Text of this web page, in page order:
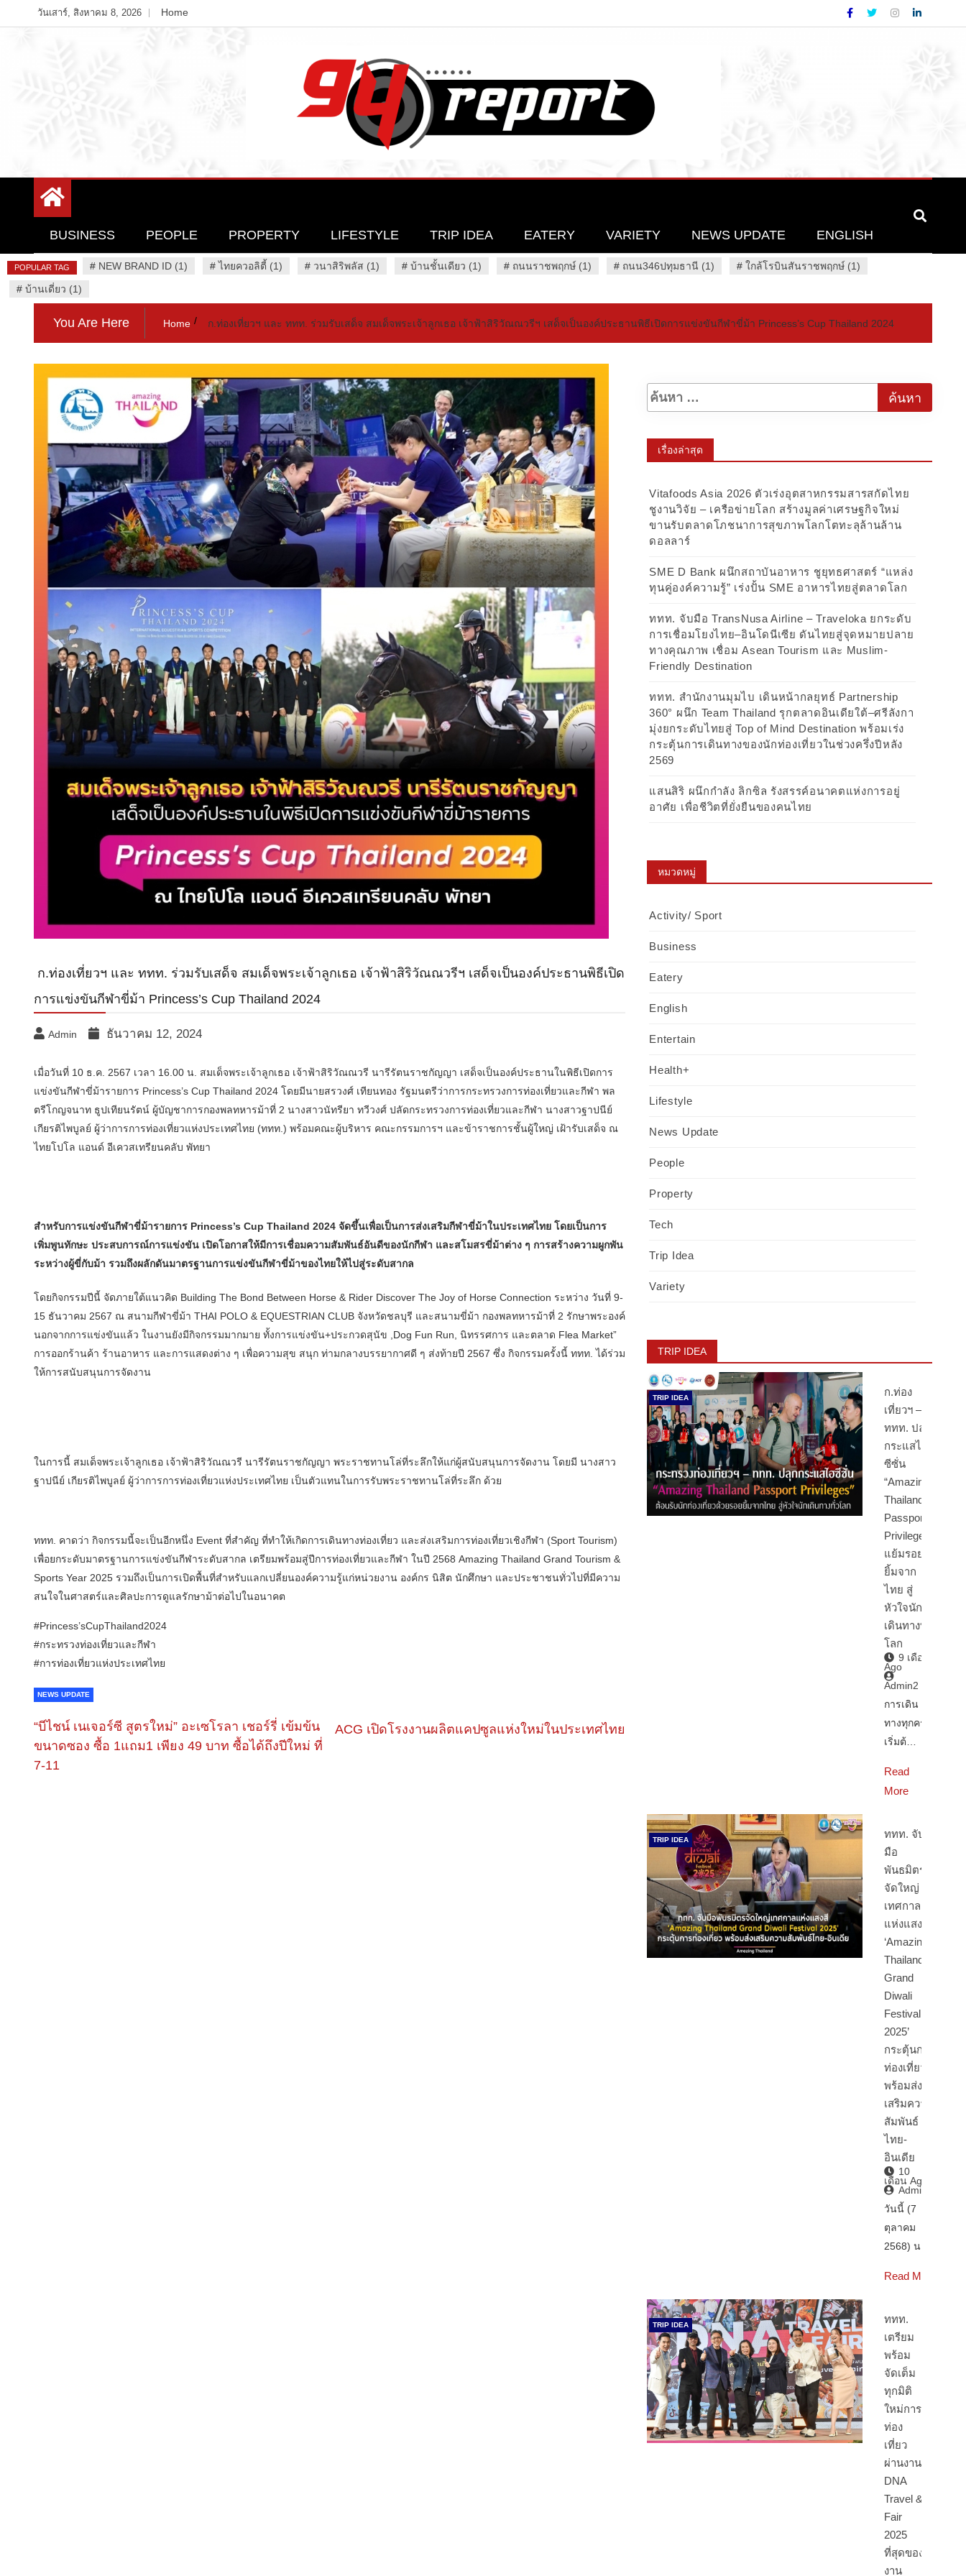
to
วันเสาร์, สิงหาคม 8, 2026 Home
94 Report.com
BUSINESS PEOPLE PROPERTY LIFESTYLE TRIP IDEA EATERY VARIETY NEWS UPDATE ENGLISH
POPULAR TAG # NEW BRAND ID (1) #ไทยควอลิตี้ (1) # วนาสิริพลัส (1) # บ้านชั้นเดียว (1) # ถนนราชพฤกษ์ (1) # ถนน346ปทุมธานี (1) # ใกล้โรบินสันราชพฤกษ์ (1)
# บ้านเดี่ยว (1)
You Are Here Home ก.ท่องเที่ยวฯ และ ททท. ร่วมรับเสด็จ สมเด็จพระเจ้าลูกเธอ เจ้าฟ้าสิริวัณณวรีฯ เสด็จเป็นองค์ประธานพิธีเปิดการแข่งขันกีฬาขี่ม้า Princess’s Cup Thailand 2024
ก.ท่องเที่ยวฯ และ ททท. ร่วมรับเสด็จ สมเด็จพระเจ้าลูกเธอ เจ้าฟ้าสิริวัณณวรีฯ เสด็จเป็นองค์ประธานพิธีเปิด
การแข่งขันกีฬาขี่ม้า Princess’s Cup Thailand 2024
Admin ธันวาคม 12, 2024
เมื่อวันที่ 10 ธ.ค. 2567 เวลา 16.00 น. สมเด็จพระเจ้าลูกเธอ เจ้าฟ้าสิริวัณณวรี นารีรัตนราชกัญญา เสด็จเป็นองค์ประธานในพิธีเปิดการ
แข่งขันกีฬาขี่ม้ารายการ Princess’s Cup Thailand 2024 โดยมีนายสรวงศ์ เทียนทอง รัฐมนตรีว่าการกระทรวงการท่องเที่ยวและกีฬา พล
ตรีโกญจนาท ธูปเทียนรัตน์ ผู้บัญชาการกองพลทหารม้าที่ 2 นางสาวนัทรียา ทวีวงศ์ ปลัดกระทรวงการท่องเที่ยวและกีฬา นางสาวฐาปนีย์
เกียรติไพบูลย์ ผู้ว่าการการท่องเที่ยวแห่งประเทศไทย (ททท.) พร้อมคณะผู้บริหาร คณะกรรมการฯ และข้าราชการชั้นผู้ใหญ่ เฝ้ารับเสด็จ ณ
ไทยโปโล แอนด์ อีเควสเทรียนคลับ พัทยา
สำหรับการแข่งขันกีฬาขี่ม้ารายการ Princess’s Cup Thailand 2024 จัดขึ้นเพื่อเป็นการส่งเสริมกีฬาขี่ม้าในประเทศไทย โดยเป็นการ
เพิ่มพูนทักษะ ประสบการณ์การแข่งขัน เปิดโอกาสให้มีการเชื่อมความสัมพันธ์อันดีของนักกีฬา และสโมสรขี่ม้าต่าง ๆ การสร้างความผูกพัน
ระหว่างผู้ขี่กับม้า รวมถึงผลักดันมาตรฐานการแข่งขันกีฬาขี่ม้าของไทยให้ไปสู่ระดับสากล
โดยกิจกรรมปีนี้ จัดภายใต้แนวคิด Building The Bond Between Horse & Rider Discover The Joy of Horse Connection ระหว่าง วันที่ 9-
15 ธันวาคม 2567 ณ สนามกีฬาขี่ม้า THAI POLO & EQUESTRIAN CLUB จังหวัดชลบุรี และสนามขี่ม้า กองพลทหารม้าที่ 2 รักษาพระองค์
นอกจากการแข่งขันแล้ว ในงานยังมีกิจกรรมมากมาย ทั้งการแข่งขัน+ประกวดสุนัข ,Dog Fun Run, นิทรรศการ และตลาด Flea Market”
การออกร้านค้า ร้านอาหาร และการแสดงต่าง ๆ เพื่อความสุข สนุก ท่ามกลางบรรยากาศดี ๆ ส่งท้ายปี 2567 ซึ่ง กิจกรรมครั้งนี้ ททท. ได้ร่วม
ให้การสนับสนุนการจัดงาน
ในการนี้ สมเด็จพระเจ้าลูกเธอ เจ้าฟ้าสิริวัณณวรี นารีรัตนราชกัญญา พระราชทานโล่ที่ระลึกให้แก่ผู้สนับสนุนการจัดงาน โดยมี นางสาว
ฐาปนีย์ เกียรติไพบูลย์ ผู้ว่าการการท่องเที่ยวแห่งประเทศไทย เป็นตัวแทนในการรับพระราชทานโล่ที่ระลึก ด้วย
ททท. คาดว่า กิจกรรมนี้จะเป็นอีกหนึ่ง Event ที่สำคัญ ที่ทำให้เกิดการเดินทางท่องเที่ยว และส่งเสริมการท่องเที่ยวเชิงกีฬา (Sport Tourism)
เพื่อยกระดับมาตรฐานการแข่งขันกีฬาระดับสากล เตรียมพร้อมสู่ปีการท่องเที่ยวและกีฬา ในปี 2568 Amazing Thailand Grand Tourism &
Sports Year 2025 รวมถึงเป็นการเปิดพื้นที่สำหรับแลกเปลี่ยนองค์ความรู้แก่หน่วยงาน องค์กร นิสิต นักศึกษา และประชาชนทั่วไปที่มีความ
สนใจในศาสตร์และศิลปะการดูแลรักษาม้าต่อไปในอนาคต
#Princess’sCupThailand2024
#กระทรวงท่องเที่ยวและกีฬา
#การท่องเที่ยวแห่งประเทศไทย
NEWS UPDATE
“บีไชน์ เนเจอร์ซี สูตรใหม่” อะเซโรลา เชอร์รี่ เข้มข้น
ขนาดซอง ซื้อ 1แถม1 เพียง 49 บาท ซื้อได้ถึงปีใหม่ ที่
7-11
ACG เปิดโรงงานผลิตแคปซูลแห่งใหม่ในประเทศไทย
เรื่องล่าสุด
Vitafoods Asia 2026 ตัวเร่งอุตสาหกรรมสารสกัดไทย
ชูงานวิจัย – เครือข่ายโลก สร้างมูลค่าเศรษฐกิจใหม่
ขานรับตลาดโภชนาการสุขภาพโลกโตทะลุล้านล้าน
ดอลลาร์
SME D Bank ผนึกสถาบันอาหาร ชูยุทธศาสตร์ “แหล่ง
ทุนคู่องค์ความรู้” เร่งปั้น SME อาหารไทยสู่ตลาดโลก
ททท. จับมือ TransNusa Airline – Traveloka ยกระดับ
การเชื่อมโยงไทย–อินโดนีเซีย ดันไทยสู่จุดหมายปลาย
ทางคุณภาพ เชื่อม Asean Tourism และ Muslim-
Friendly Destination
ททท. สำนักงานมุมไบ เดินหน้ากลยุทธ์ Partnership
360° ผนึก Team Thailand รุกตลาดอินเดียใต้–ศรีลังกา
มุ่งยกระดับไทยสู่ Top of Mind Destination พร้อมเร่ง
กระตุ้นการเดินทางของนักท่องเที่ยวในช่วงครึ่งปีหลัง
2569
แสนสิริ ผนึกกำลัง ลิกซิล รังสรรค์อนาคตแห่งการอยู่
อาศัย เพื่อชีวิตที่ยั่งยืนของคนไทย
หมวดหมู่
Activity/ Sport
Business
Eatery
English
Entertain
Health+
Lifestyle
News Update
People
Property
Tech
Trip Idea
Variety
TRIP IDEA
TRIP IDEA
ก.ท่อง
เที่ยวฯ –
ททท. ปลุก
กระแสไฮ
ซีซั่น
“Amazing
Thailand
Passport
Privileges”
แย้มรอย
ยิ้มจาก
ไทย สู่
หัวใจนัก
เดินทางทั่ว
โลก
9 เดือน
Ago
Admin2
การเดิน
ทางทุกครั้ง
เริ่มต้…
Read
More
TRIP IDEA
ททท. จับ
มือ
พันธมิตร
จัดใหญ่
เทศกาล
แห่งแสงสี
‘Amazing
Thailand
Grand
Diwali
Festival
2025’
กระตุ้นการ
ท่องเที่ยว
พร้อมส่ง
เสริมความ
สัมพันธ์
ไทย-
อินเดีย
10
เดือน Ago
Admin2
วันนี้ (7
ตุลาคม
2568) นา…
Read More
TRIP IDEA
ททท.
เตรียม
พร้อม
จัดเต็ม
ทุกมิติ
ใหม่การ
ท่อง
เที่ยว
ผ่านงาน
DNA
Travel &
Fair
2025
ที่สุดของ
งาน